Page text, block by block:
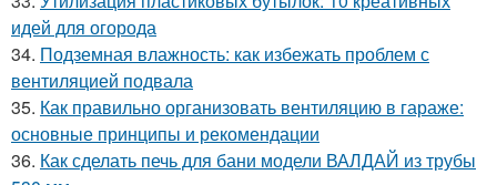
идей для огорода
34. Подземная влажность: как избежать проблем с
вентиляцией подвала
35. Как правильно организовать вентиляцию в гараже:
основные принципы и рекомендации
36. Как сделать печь для бани модели ВАЛДАЙ из трубы